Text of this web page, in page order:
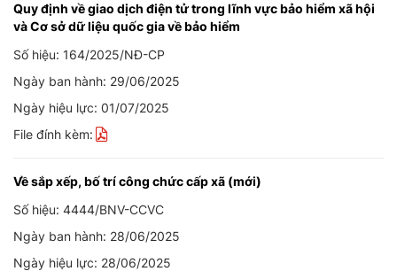
Quy định về giao dịch điện tử trong lĩnh vực bảo hiểm xã hội
và Cơ sở dữ liệu quốc gia về bảo hiểm
Số hiệu: 164/2025/NĐ-CP
Ngày ban hành: 29/06/2025
Ngày hiệu lực: 01/07/2025
File đính kèm:
Về sắp xếp, bố trí công chức cấp xã (mới)
Số hiệu: 4444/BNV-CCVC
Ngày ban hành: 28/06/2025
Ngày hiệu lực: 28/06/2025